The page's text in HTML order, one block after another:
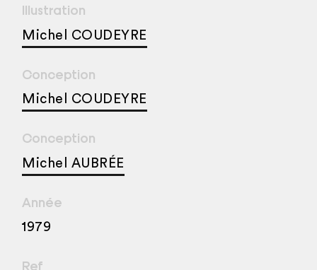
Illustration
Michel COUDEYRE
Conception
Michel COUDEYRE
Conception
Michel AUBRÉE
Année
1979
Ref